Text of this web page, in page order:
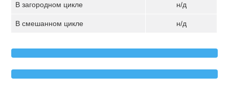
В загородном цикле н/д
В смешанном цикле н/д